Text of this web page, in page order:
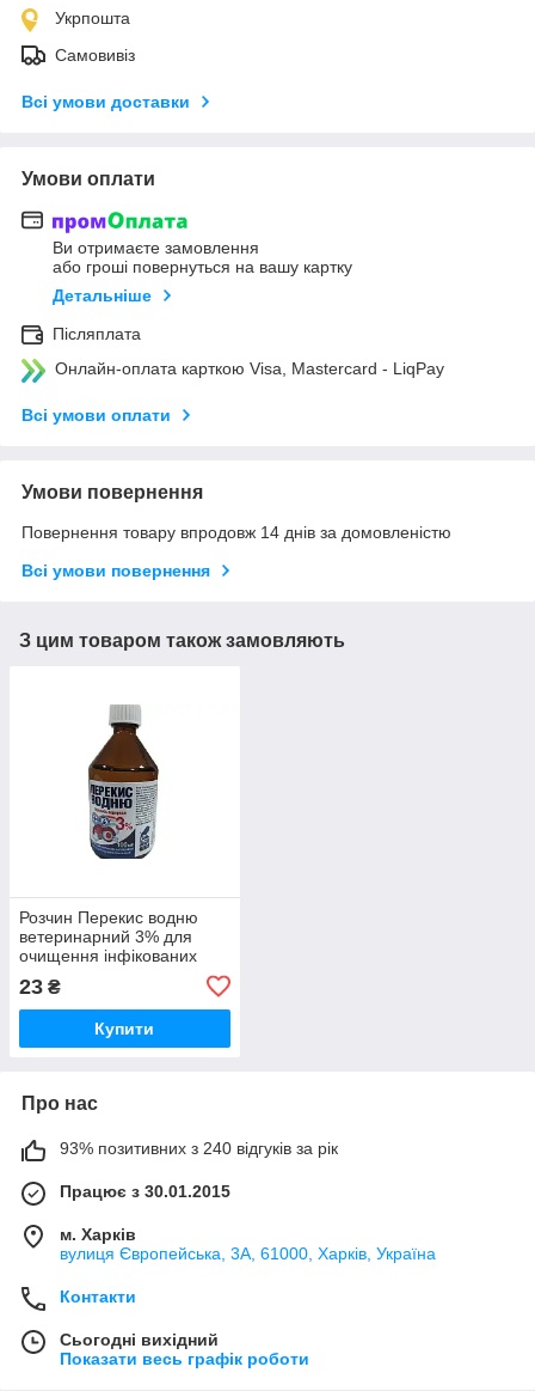
Укрпошта
Самовивіз
Всі умови доставки
Умови оплати
Ви отримаєте замовлення
або гроші повернуться на вашу картку
Детальніше
Післяплата
Онлайн-оплата карткою Visa, Mastercard - LiqPay
Всі умови оплати
Умови повернення
Повернення товару впродовж 14 днів за домовленістю
Всі умови повернення
З цим товаром також замовляють
Розчин Перекис водню
ветеринарний 3% для
очищення інфікованих
23 ₴
Купити
Про нас
93% позитивних з 240 відгуків за рік
Працює з 30.01.2015
м. Харків
вулиця Європейська, 3А, 61000, Харків, Україна
Контакти
Сьогодні вихідний
Показати весь графік роботи